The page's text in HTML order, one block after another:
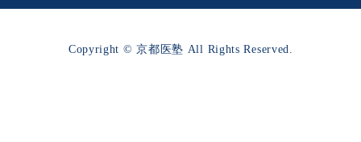
Copyright © 京都医塾 All Rights Reserved.